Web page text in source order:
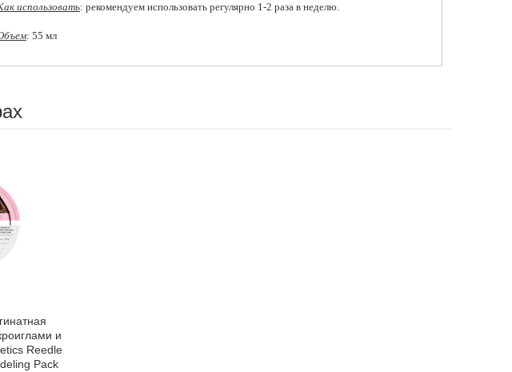
использовать: рекомендуем использовать регулярно 1-2 раза в неделю.
: 55 мл
и
Reedle
Pack